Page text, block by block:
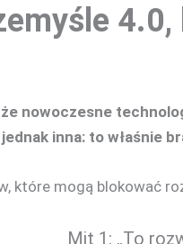
nowoczesne
inna: to właśnie
które mogą blokować
Mit 1: „To